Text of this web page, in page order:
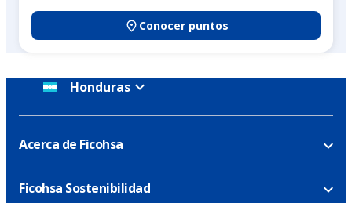
Conocer puntos
Honduras
Acerca de Ficohsa
Ficohsa Sostenibilidad